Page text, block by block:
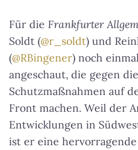
Für die Frankfurter
Soldt (@r_soldt) und
(@RBingener) noch
angeschaut, die gegen
Schutzmaßnahmen auf
Front machen. Weil der
Entwicklungen in
ist er eine